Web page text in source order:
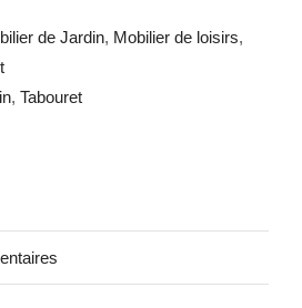
de Jardin, Mobilier de loisirs,
, Tabouret